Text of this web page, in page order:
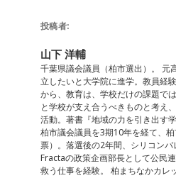
e
b
o
o
k
n
投稿者:
山下 洋輔
千葉県議会議員（柏市選出）。 元
立したいと大学院に進学。教員経
から、教育は、学校だけの課題で
と学校が支え合うべきものと考え
活動。著書『地域の力を引き出す
柏市議会議員を3期10年を経て、
票）。落選後の2年間、シリコン
Fractaの政策企画部長として公民
救う仕事を経験。 柏まちなかカレ